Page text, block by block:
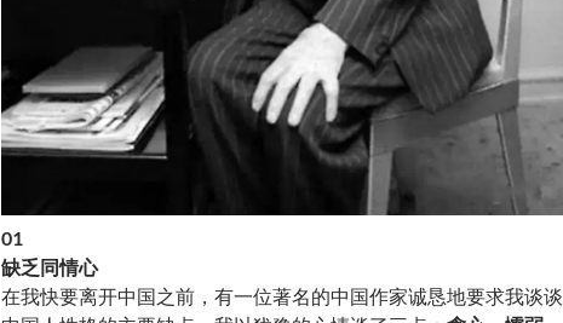
01
缺乏同情心
在我快要离开中国之前，有一位著名的中国作家诚恳地要求我谈谈